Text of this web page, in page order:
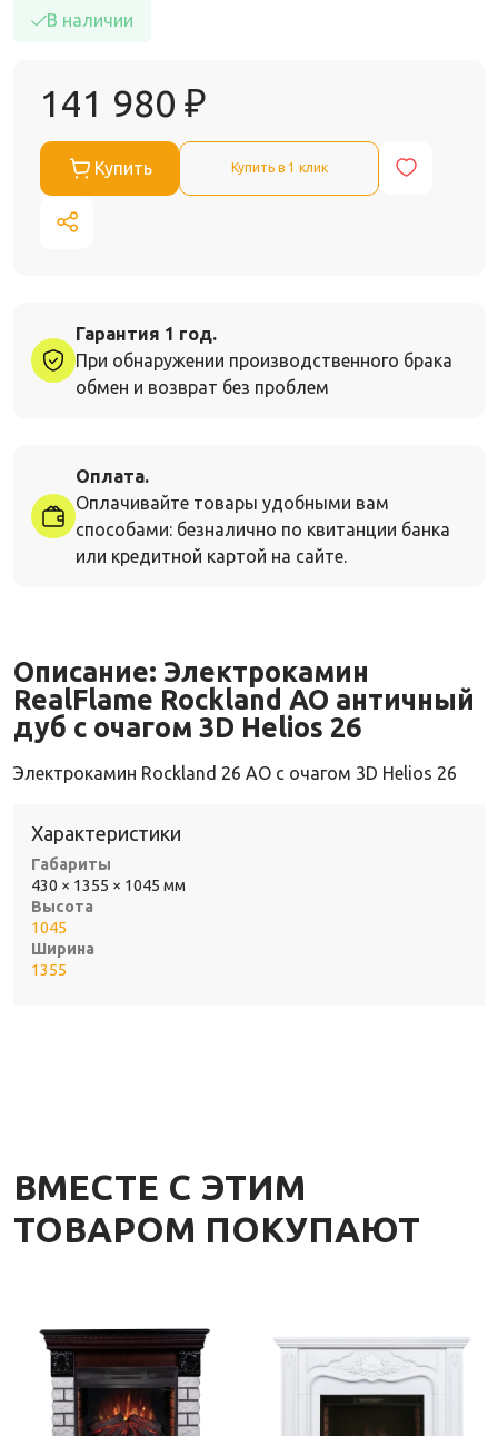
В наличии
141 980 ₽
Купить Купить в 1 клик
Гарантия 1 год.
При обнаружении производственного брака
обмен и возврат без проблем
Оплата.
Оплачивайте товары удобными вам
способами: безналично по квитанции банка
или кредитной картой на сайте.
Описание: Электрокамин
RealFlame Rockland AO античный
дуб с очагом 3D Helios 26
Электрокамин Rockland 26 AO с очагом 3D Helios 26
Характеристики
Габариты
430 × 1355 × 1045 мм
Высота
1045
Ширина
1355
ВМЕСТЕ С ЭТИМ
ТОВАРОМ ПОКУПАЮТ